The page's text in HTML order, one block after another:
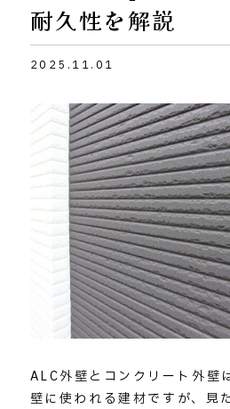
耐久性を解説
2025.11.01
ALC外壁とコンクリート外壁
壁に使われる建材ですが、見